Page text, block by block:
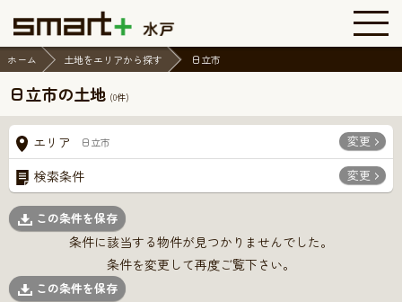
ホーム 土地をエリアから探す 日立市
日立市の土地 (0件)
エリア 日立市 変更
検索条件 変更
この条件を保存
条件に該当する物件が見つかりませんでした。
条件を変更して再度ご覧下さい。
この条件を保存